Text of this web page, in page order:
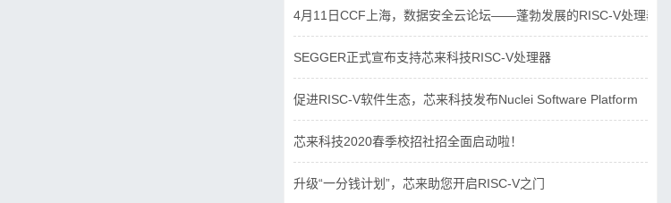
4月11日CCF上海，数据安全云论坛——蓬勃发展的RISC-V处理器
SEGGER正式宣布支持芯来科技RISC-V处理器
促进RISC-V软件生态，芯来科技发布Nuclei Software Platform
芯来科技2020春季校招社招全面启动啦！
升级“一分钱计划”，芯来助您开启RISC-V之门